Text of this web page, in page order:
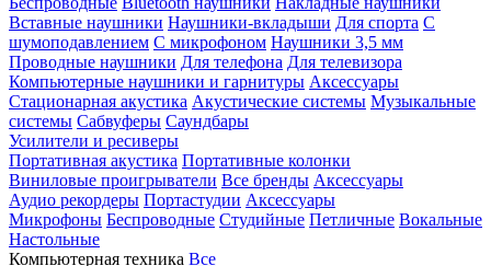
Вставные наушники Наушники-вкладыши Для спорта С
шумоподавлением С микрофоном Наушники 3,5 мм
Проводные наушники Для телефона Для телевизора
Компьютерные наушники и гарнитуры Аксессуары
Стационарная акустика Акустические системы Музыкальные
системы Сабвуферы Саундбары
Усилители и ресиверы
Портативная акустика Портативные колонки
Виниловые проигрыватели Все бренды Аксессуары
Аудио рекордеры Портастудии Аксессуары
Микрофоны Беспроводные Студийные Петличные Вокальные
Настольные
Компьютерная техника Все